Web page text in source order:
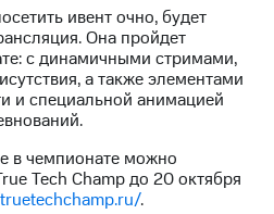
ивент очно, будет
Она пройдет
с динамичными стримами,
а также элементами
и специальной анимацией
в чемпионате можно
Tech Champ до 20 октября
.